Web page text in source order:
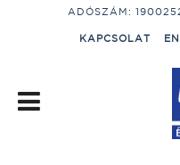
ADÓSZÁM:
KAPCSOLAT
EN